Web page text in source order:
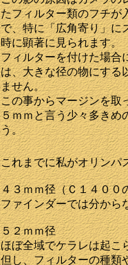
たフィルター類のフチが
で、特に「広角寄り」に
時に顕著に見られます。
フィルターを付けた場合
は、大きな径の物にする
ません。
この事からマージンを取
５ｍｍと言う少々多きめ
う。
これまでに私がオリンパ
４３ｍｍ径（Ｃ１４００
ファインダーでは分から
５２ｍｍ径
ほぼ全域でケラレは起こ
但し、フィルターの種類